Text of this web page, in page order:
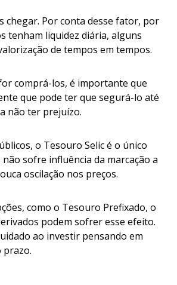
chegar. Por conta desse fator, por
tenham liquidez diária, alguns
de tempos em tempos.
comprá-los, é importante que
que pode ter que segurá-lo até
não ter prejuízo.
o Tesouro Selic é o único
sofre influência da marcação a
oscilação nos preços.
como o Tesouro Prefixado, o
podem sofrer esse efeito.
ao investir pensando em
prazo.